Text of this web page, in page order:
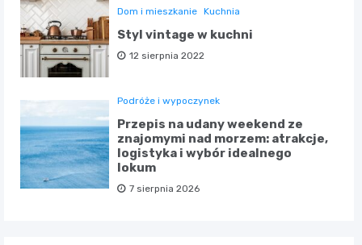
Dom i mieszkanie Kuchnia
Styl vintage w kuchni
12 sierpnia 2022
Podróże i wypoczynek
Przepis na udany weekend ze
znajomymi nad morzem: atrakcje,
logistyka i wybór idealnego
lokum
7 sierpnia 2026